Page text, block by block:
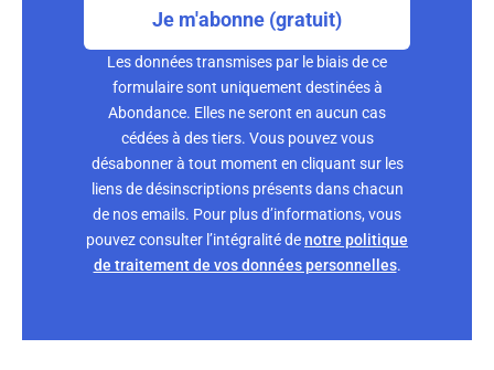
Je m'abonne (gratuit)
Les données transmises par le biais de ce
formulaire sont uniquement destinées à
Abondance. Elles ne seront en aucun cas
cédées à des tiers. Vous pouvez vous
désabonner à tout moment en cliquant sur les
liens de désinscriptions présents dans chacun
de nos emails. Pour plus d’informations, vous
pouvez consulter l’intégralité denotre politique
de traitement de vos données personnelles.